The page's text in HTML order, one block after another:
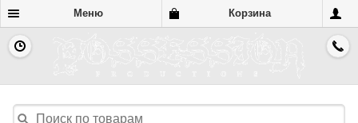
Меню Корзина